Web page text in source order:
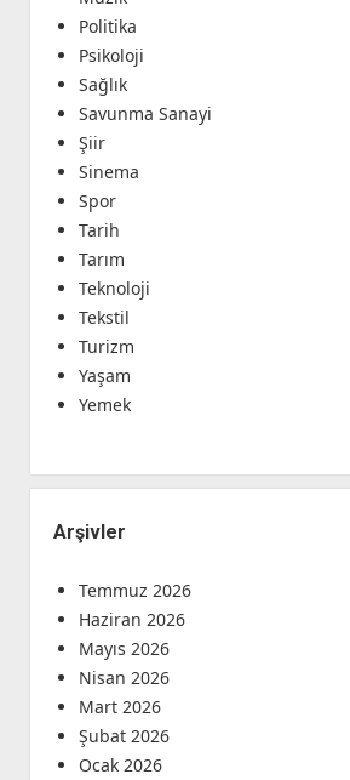
Politika
Psikoloji
Sağlık
Savunma Sanayi
Şiir
Sinema
Spor
Tarih
Tarım
Teknoloji
Tekstil
Turizm
Yaşam
Yemek
Arşivler
Temmuz 2026
Haziran 2026
Mayıs 2026
Nisan 2026
Mart 2026
Şubat 2026
Ocak 2026